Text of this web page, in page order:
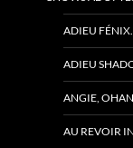
ADIEU
ADIEU
ANGIE,
AU REVOIR